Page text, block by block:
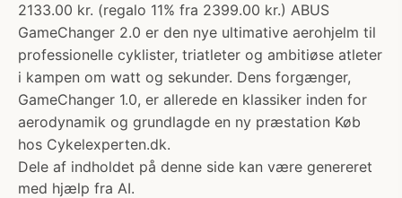
2133.00 kr. (regalo 11% fra 2399.00 kr.) ABUS
GameChanger 2.0 er den nye ultimative aerohjelm til
professionelle cyklister, triatleter og ambitiøse atleter
i kampen om watt og sekunder. Dens forgænger,
GameChanger 1.0, er allerede en klassiker inden for
aerodynamik og grundlagde en ny præstation Køb
hos Cykelexperten.dk.
Dele af indholdet på denne side kan være genereret
med hjælp fra AI.